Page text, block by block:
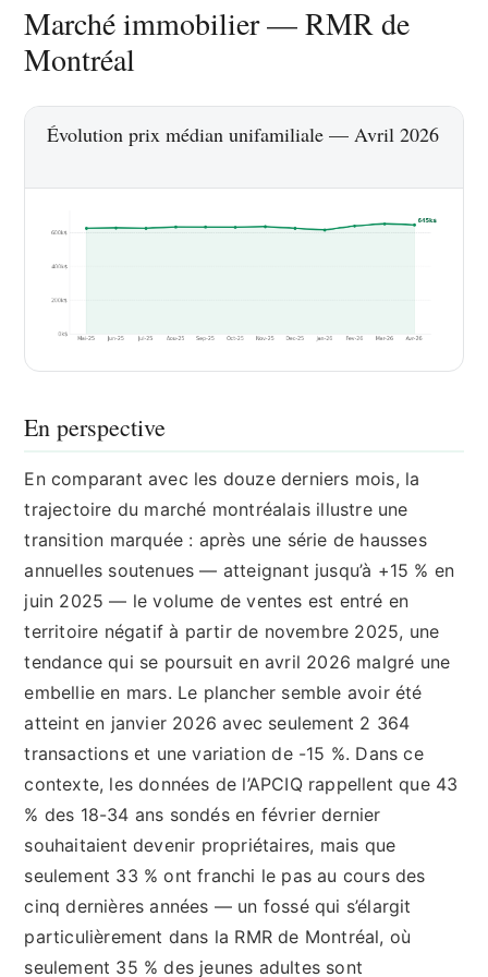
Marché immobilier — RMR de
Montréal
Évolution prix médian unifamiliale — Avril 2026
En perspective
En comparant avec les douze derniers mois, la
trajectoire du marché montréalais illustre une
transition marquée : après une série de hausses
annuelles soutenues — atteignant jusqu’à +15 % en
juin 2025 — le volume de ventes est entré en
territoire négatif à partir de novembre 2025, une
tendance qui se poursuit en avril 2026 malgré une
embellie en mars. Le plancher semble avoir été
atteint en janvier 2026 avec seulement 2 364
transactions et une variation de -15 %. Dans ce
contexte, les données de l’APCIQ rappellent que 43
% des 18-34 ans sondés en février dernier
souhaitaient devenir propriétaires, mais que
seulement 33 % ont franchi le pas au cours des
cinq dernières années — un fossé qui s’élargit
particulièrement dans la RMR de Montréal, où
seulement 35 % des jeunes adultes sont